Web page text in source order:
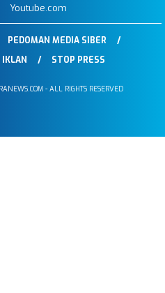
Youtube.com
PEDOMAN MEDIA SIBER
IKLAN STOP PRESS
- ALL RIGHTS RESERVED